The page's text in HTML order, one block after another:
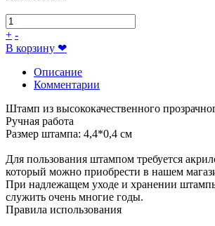
+ -
В корзину ❤
Описание
Комментарии
Штамп из высококачественного
Ручная работа
Размер штампа: 4,4*0,4 см
Для пользования штампом требуется
который можно приобрести в нашем
При надлежащем уходе и хранении
служить очень многие годы.
Правила использования